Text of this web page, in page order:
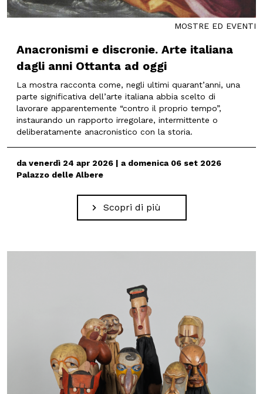
MOSTRE ED EVENTI
Anacronismi e discronie. Arte italiana
dagli anni Ottanta ad oggi
La mostra racconta come, negli ultimi quarant’anni, una
parte significativa dell’arte italiana abbia scelto di
lavorare apparentemente “contro il proprio tempo”,
instaurando un rapporto irregolare, intermittente o
deliberatamente anacronistico con la storia.
da venerdì 24 apr 2026 | a domenica 06 set 2026
Palazzo delle Albere
Scopri di più